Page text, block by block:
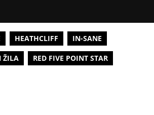
HEATHCLIFF IN-SANE
ŽILA RED FIVE POINT STAR